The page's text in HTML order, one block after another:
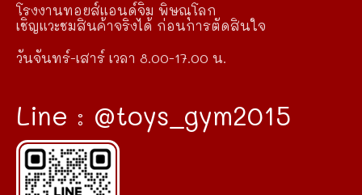
โรงงานทอยส์แอนด์จิม พิษณุโลก
เชิญแวะชมสินค้าจริงได้ ก่อนการตัดสินใจ
วันจันทร์-เสาร์ เวลา 8.00-17.00 น.
Line : @toys_gym2015